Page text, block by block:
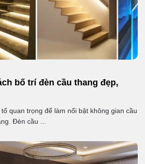
bố trí đèn cầu thang đẹp,
quan trọng để làm nổi bật không gian cầu
Đèn cầu ...